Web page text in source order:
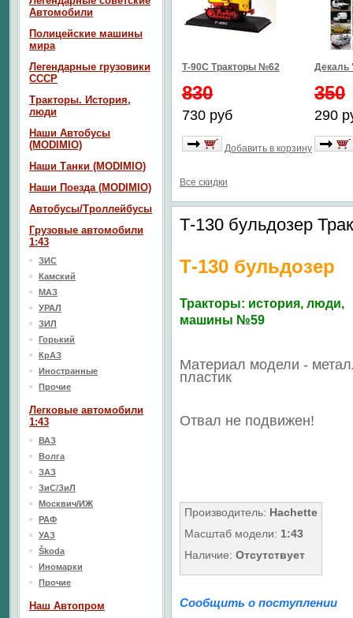
Т-90С Тракторы №62
830
730 руб
Добавить в корзину
Декаль
350
290
Все скидки
Т-130 бульдозер
Т-130 бульдозер
Тракторы: история, люди,
машины №59
Материал модели -
пластик
Отвал не подвижен!
Производитель: Hachette
Масштаб модели: 1:43
Наличие: Отсутствует
Сообщить о поступлении
Автомобили
Полицейские машины
мира
Легендарные грузовики
СССР
Тракторы. История,
люди
Наши Автобусы
(MODIMIO)
Наши Танки (MODIMIO)
Наши Поезда (MODIMIO)
Автобусы/Троллейбусы
Грузовые автомобили
1:43
ЗИС
Камский
МАЗ
УРАЛ
ЗИЛ
Горький
КрАЗ
Иностранные
Прочие
Легковые автомобили
1:43
ВАЗ
Волга
ЗАЗ
ЗиС/ЗиЛ
Москвич/ИЖ
РАФ
УАЗ
Škoda
Иномарки
Прочие
Наш Aвтопром